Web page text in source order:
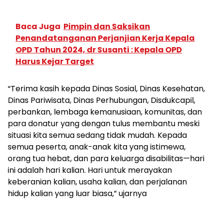
Baca Juga Pimpin dan Saksikan
Penandatanganan Perjanjian Kerja Kepala
OPD Tahun 2024, dr Susanti : Kepala OPD
Harus Kejar Target
“Terima kasih kepada Dinas Sosial, Dinas Kesehatan,
Dinas Pariwisata, Dinas Perhubungan, Disdukcapil,
perbankan, lembaga kemanusiaan, komunitas, dan
para donatur yang dengan tulus membantu meski
situasi kita semua sedang tidak mudah. Kepada
semua peserta, anak-anak kita yang istimewa,
orang tua hebat, dan para keluarga disabilitas—hari
ini adalah hari kalian. Hari untuk merayakan
keberanian kalian, usaha kalian, dan perjalanan
hidup kalian yang luar biasa,” ujarnya